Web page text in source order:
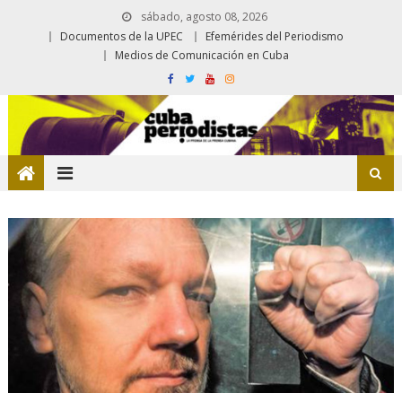
sábado, agosto 08, 2026
Documentos de la UPEC
Efemérides del Periodismo
Medios de Comunicación en Cuba